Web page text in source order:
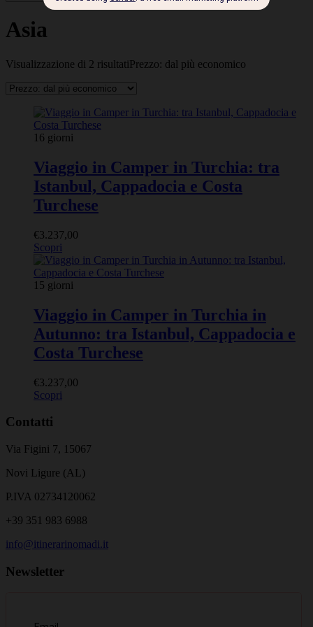
Asia
Visualizzazione di 2 risultatiPrezzo: dal più economico
16 giorni
Viaggio in Camper in Turchia: tra
Istanbul, Cappadocia e Costa
Turchese
€3.237,00
Scopri
15 giorni
Viaggio in Camper in Turchia in
Autunno: tra Istanbul, Cappadocia e
Costa Turchese
€3.237,00
Scopri
Contatti
Via Figini 7, 15067
Novi Ligure (AL)
P.IVA 02734120062
+39 351 983 6988
info@itinerarinomadi.it
Newsletter